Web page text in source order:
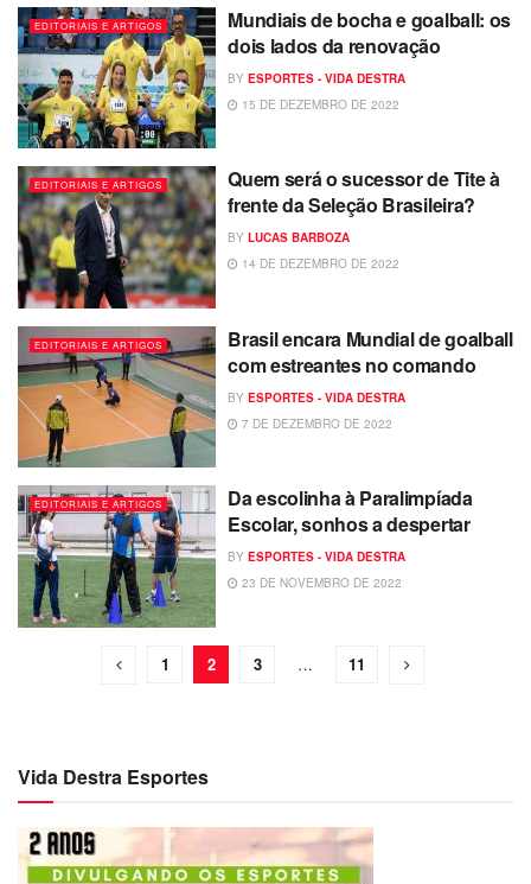
EDITORIAIS E ARTIGOS
Mundiais de bocha e goalball: os
dois lados da renovação
BY ESPORTES - VIDA DESTRA
15 DE DEZEMBRO DE 2022
EDITORIAIS E ARTIGOS
Quem será o sucessor de Tite à
frente da Seleção Brasileira?
BY LUCAS BARBOZA
14 DE DEZEMBRO DE 2022
EDITORIAIS E ARTIGOS
Brasil encara Mundial de goalball
com estreantes no comando
BY ESPORTES - VIDA DESTRA
7 DE DEZEMBRO DE 2022
EDITORIAIS E ARTIGOS
Da escolinha à Paralimpíada
Escolar, sonhos a despertar
BY ESPORTES - VIDA DESTRA
23 DE NOVEMBRO DE 2022
1 2 3 … 11
Vida Destra Esportes